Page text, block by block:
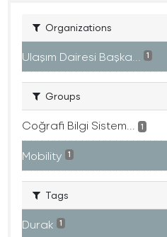
Organizations
Ulaşım Dairesi Başka... 1
Groups
Coğrafi Bilgi Sistem... 1
Mobility 1
Tags
Durak 1